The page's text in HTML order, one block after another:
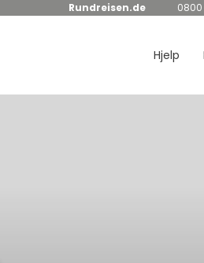
Rundreisen.de 0800
Hjelp